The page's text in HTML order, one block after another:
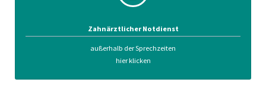
Zahnärztlicher Notdienst
außerhalb der Sprechzeiten
hier klicken